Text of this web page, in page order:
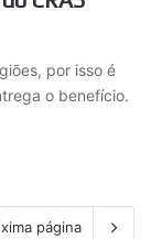
por isso é
o benefício.
página